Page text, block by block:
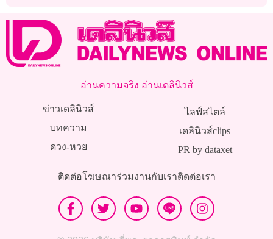
อ่านความจริง อ่านเดลินิวส์
ข่าวเดลินิวส์
บทความ
ดวง-หวย
ไลฟ์สไตล์
เดลินิวส์clips
PR by dataxet
ติดต่อโฆษณาร่วมงานกับเราติดต่อเรา